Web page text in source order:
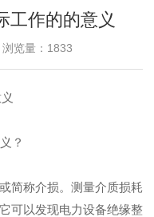
工作的的意义
览量：1833
？
简称介损。测量介质损耗
可以发现电力设备绝缘整